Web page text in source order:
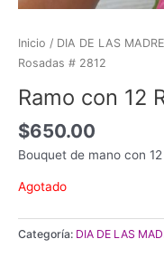
Inicio / DIA DE LAS
Rosadas # 2812
Ramo con 12
$650.00
Bouquet de mano con
Agotado
Categoría: DIA DE LAS